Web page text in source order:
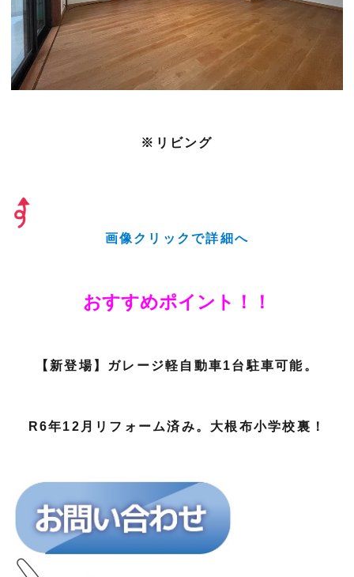
※リビング
画像クリックで詳細へ
おすすめポイント！！
【新登場】ガレージ軽自動車1台駐車可能。
R6年12月リフォーム済み。大根布小学校裏！